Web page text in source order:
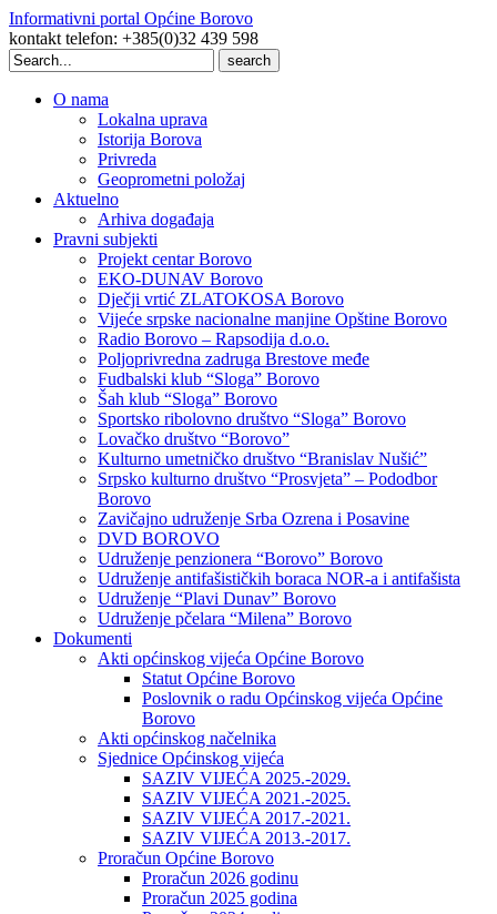
Informativni portal Općine Borovo
kontakt telefon: +385(0)32 439 598
Search
for:
O nama
Lokalna uprava
Istorija Borova
Privreda
Geoprometni položaj
Aktuelno
Arhiva događaja
Pravni subjekti
Projekt centar Borovo
EKO-DUNAV Borovo
Dječji vrtić ZLATOKOSA Borovo
Vijeće srpske nacionalne manjine Opštine Borovo
Radio Borovo – Rapsodija d.o.o.
Poljoprivredna zadruga Brestove međe
Fudbalski klub “Sloga” Borovo
Šah klub “Sloga” Borovo
Sportsko ribolovno društvo “Sloga” Borovo
Lovačko društvo “Borovo”
Kulturno umetničko društvo “Branislav Nušić”
Srpsko kulturno društvo “Prosvjeta” – Pododbor
Borovo
Zavičajno udruženje Srba Ozrena i Posavine
DVD BOROVO
Udruženje penzionera “Borovo” Borovo
Udruženje antifašističkih boraca NOR-a i antifašista
Udruženje “Plavi Dunav” Borovo
Udruženje pčelara “Milena” Borovo
Dokumenti
Akti općinskog vijeća Općine Borovo
Statut Općine Borovo
Poslovnik o radu Općinskog vijeća Općine
Borovo
Akti općinskog načelnika
Sjednice Općinskog vijeća
SAZIV VIJEĆA 2025.-2029.
SAZIV VIJEĆA 2021.-2025.
SAZIV VIJEĆA 2017.-2021.
SAZIV VIJEĆA 2013.-2017.
Proračun Općine Borovo
Proračun 2026 godinu
Proračun 2025 godina